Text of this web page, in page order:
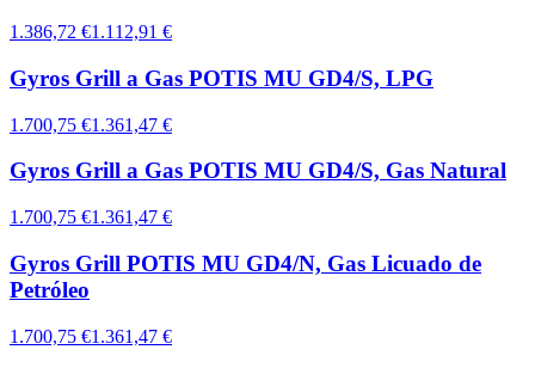
1.386,72 €1.112,91 €
Gyros Grill a Gas POTIS MU GD4/S, LPG
1.700,75 €1.361,47 €
Gyros Grill a Gas POTIS MU GD4/S, Gas Natural
1.700,75 €1.361,47 €
Gyros Grill POTIS MU GD4/N, Gas Licuado de
Petróleo
1.700,75 €1.361,47 €